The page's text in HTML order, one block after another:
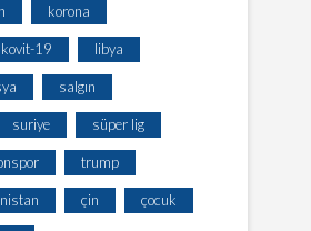
korona
kovit-19 libya
salgın
suriye süper lig
trump
çin çocuk